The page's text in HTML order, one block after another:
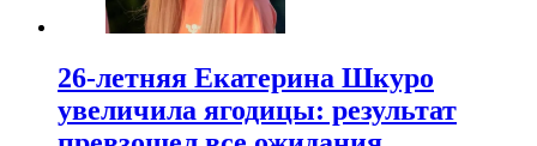
26-летняя Екатерина Шкуро
увеличила ягодицы: результат